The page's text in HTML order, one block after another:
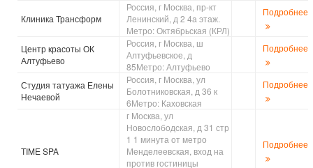
Клиника Трансформ
Россия, г Москва, пр-кт
Ленинский, д 2 4а этаж.
Метро: Октябрьская (КРЛ)
Подробнее
Центр красоты ОК
Алтуфьево
Россия, г Москва, ш
Алтуфьевское, д
85Метро: Алтуфьево
Подробнее
Студия татуажа Елены
Нечаевой
Россия, г Москва, ул
Болотниковская, д 36 к
6Метро: Каховская
Подробнее
TIME SPA
г Москва, ул
Новослободская, д 31 стр
1 1 минута от метро
Менделеевская, вход на
против гостиницы
Подробнее